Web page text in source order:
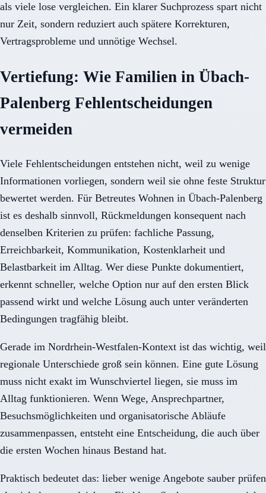
als viele lose vergleichen. Ein klarer Suchprozess spart nicht
nur Zeit, sondern reduziert auch spätere Korrekturen,
Vertragsprobleme und unnötige Wechsel.
Vertiefung: Wie Familien in Übach-
Palenberg Fehlentscheidungen
vermeiden
Viele Fehlentscheidungen entstehen nicht, weil zu wenige
Informationen vorliegen, sondern weil sie ohne feste Struktur
bewertet werden. Für Betreutes Wohnen in Übach-Palenberg
ist es deshalb sinnvoll, Rückmeldungen konsequent nach
denselben Kriterien zu prüfen: fachliche Passung,
Erreichbarkeit, Kommunikation, Kostenklarheit und
Belastbarkeit im Alltag. Wer diese Punkte dokumentiert,
erkennt schneller, welche Option nur auf den ersten Blick
passend wirkt und welche Lösung auch unter veränderten
Bedingungen tragfähig bleibt.
Gerade im Nordrhein-Westfalen-Kontext ist das wichtig, weil
regionale Unterschiede groß sein können. Eine gute Lösung
muss nicht exakt im Wunschviertel liegen, sie muss im
Alltag funktionieren. Wenn Wege, Ansprechpartner,
Besuchsmöglichkeiten und organisatorische Abläufe
zusammenpassen, entsteht eine Entscheidung, die auch über
die ersten Wochen hinaus Bestand hat.
Praktisch bedeutet das: lieber wenige Angebote sauber prüfen